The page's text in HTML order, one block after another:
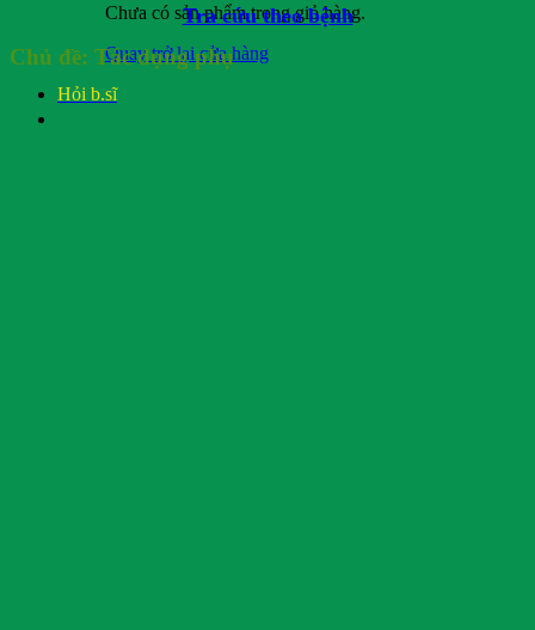
Chưa có sản phẩm trong giỏ hàng.
Quay trở lại cửa hàng
Hỏi b.sĩ
Tra cứu theo bệnh
Chủ đề: Tác dụng phụ